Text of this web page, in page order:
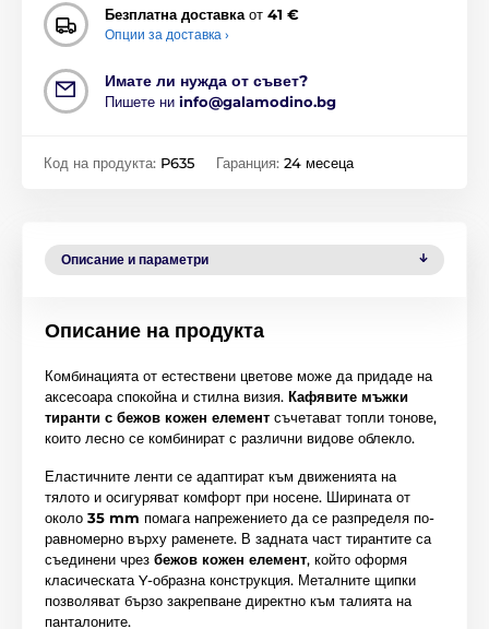
Безплатна доставкаот 41 €
Опции за доставка ›
Имате ли нужда от съвет?
Пишете ни info@galamodino.bg
Код на продукта: P635 Гаранция: 24 месеца
Описание и параметри
Описание на продукта
Комбинацията от естествени цветове може да придаде на
аксесоара спокойна и стилна визия. Кафявите мъжки
тиранти с бежов кожен елемент съчетават топли тонове,
които лесно се комбинират с различни видове облекло.
Еластичните ленти се адаптират към движенията на
тялото и осигуряват комфорт при носене. Ширината от
около 35 mm помага напрежението да се разпределя по-
равномерно върху раменете. В задната част тирантите са
съединени чрез бежов кожен елемент, който оформя
класическата Y-образна конструкция. Металните щипки
позволяват бързо закрепване директно към талията на
панталоните.